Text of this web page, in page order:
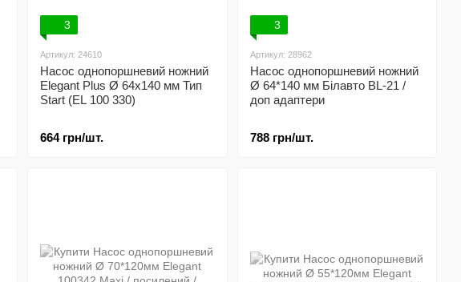
3
Артикул: 24610
Насос однопоршневий ножний
Elegant Plus Ø 64x140 мм Тип
Start (EL 100 330)
664 грн/шт.
3
Артикул: 28962
Насос однопоршневий ножний
Ø 64*140 мм Білавто BL-21 /
доп адаптери
788 грн/шт.